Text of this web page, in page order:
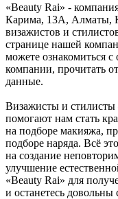
«Beauty Rai» -
Карима, 13А, Алматы,
визажистов и
странице нашей
можете ознакомиться
компании, прочитать
данные.
Визажисты и стилисты
помогают нам стать
на подборе макияжа,
подборе наряда. Всё
на создание
улучшение
«Beauty Rai» для
и останетесь